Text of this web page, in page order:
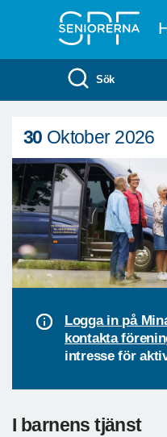
Sök
30 Oktober 2026
Logga in på
kontakta
intresse för
I barnens tjänst